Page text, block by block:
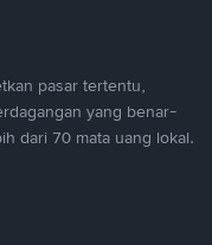
pasar tertentu,
yang benar-
dari 70 mata uang lokal.